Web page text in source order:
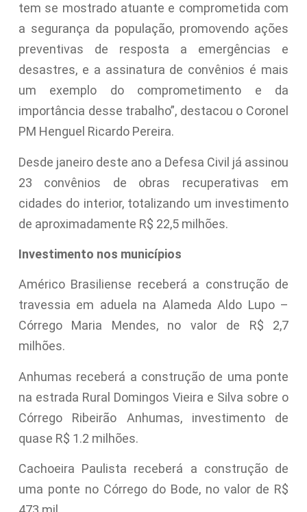
tem se mostrado atuante e comprometida com
a segurança da população, promovendo ações
preventivas de resposta a emergências e
desastres, e a assinatura de convênios é mais
um exemplo do comprometimento e da
importância desse trabalho”, destacou o Coronel
PM Henguel Ricardo Pereira.
Desde janeiro deste ano a Defesa Civil já assinou
23 convênios de obras recuperativas em
cidades do interior, totalizando um investimento
de aproximadamente R$ 22,5 milhões.
Investimento nos municípios
Américo Brasiliense receberá a construção de
travessia em aduela na Alameda Aldo Lupo –
Córrego Maria Mendes, no valor de R$ 2,7
milhões.
Anhumas receberá a construção de uma ponte
na estrada Rural Domingos Vieira e Silva sobre o
Córrego Ribeirão Anhumas, investimento de
quase R$ 1.2 milhões.
Cachoeira Paulista receberá a construção de
uma ponte no Córrego do Bode, no valor de R$